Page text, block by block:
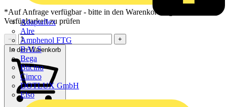
Adaptaflex
Alre
Amphenol FTG
BALS
Bega
Bticino
Cimco
DOTLUX GmbH
Elso
*Auf Anfrage verfügbar - bitte in den Warenkorb legen, um
Verfügbarkeit zu prüfen
−
+
In den Warenkorb